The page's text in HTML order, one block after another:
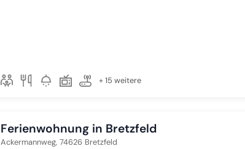
+ 15 weitere
Ferienwohnung in Bretzfeld
Ackermannweg, 74626 Bretzfeld